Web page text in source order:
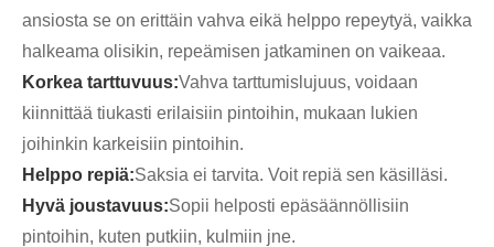
ansiosta se on erittäin vahva eikä helppo repeytyä, vaikka
halkeama olisikin, repeämisen jatkaminen on vaikeaa.
Korkea tarttuvuus:Vahva tarttumislujuus, voidaan
kiinnittää tiukasti erilaisiin pintoihin, mukaan lukien
joihinkin karkeisiin pintoihin.
Helppo repiä:Saksia ei tarvita. Voit repiä sen käsilläsi.
Hyvä joustavuus:Sopii helposti epäsäännöllisiin
pintoihin, kuten putkiin, kulmiin jne.